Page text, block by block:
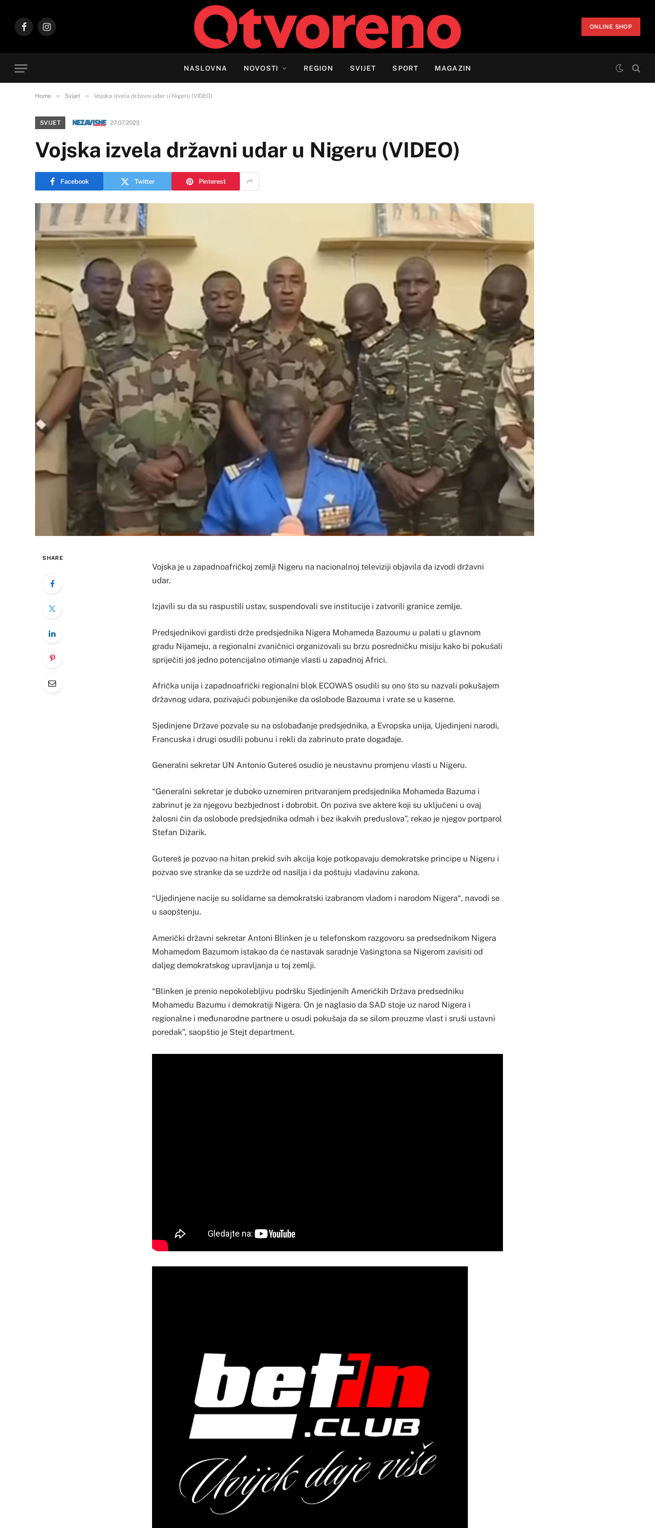
FacebookInstagram
ONLINE SHOP
NASLOVNA NOVOSTI REGION SVIJET SPORT MAGAZIN
Home » Svijet » Vojska izvela državni udar u Nigeru (VIDEO)
SVIJET 27.07.2023
Vojska izvela državni udar u Nigeru (VIDEO)
Facebook Twitter Pinterest
SHARE
Vojska je u zapadnoafričkoj zemlji Nigeru na nacionalnoj televiziji objavila da izvodi državni
udar.
Izjavili su da su raspustili ustav, suspendovali sve institucije i zatvorili granice zemlje.
Predsjednikovi gardisti drže predsjednika Nigera Mohameda Bazoumu u palati u glavnom
gradu Nijameju, a regionalni zvaničnici organizovali su brzu posredničku misiju kako bi pokušali
spriječiti još jedno potencijalno otimanje vlasti u zapadnoj Africi.
Afrička unija i zapadnoafrički regionalni blok ECOWAS osudili su ono što su nazvali pokušajem
državnog udara, pozivajući pobunjenike da oslobode Bazouma i vrate se u kaserne.
Sjedinjene Države pozvale su na oslobađanje predsjednika, a Evropska unija, Ujedinjeni narodi,
Francuska i drugi osudili pobunu i rekli da zabrinuto prate događaje.
Generalni sekretar UN Antonio Gutereš osudio je neustavnu promjenu vlasti u Nigeru.
“Generalni sekretar je duboko uznemiren pritvaranjem predsjednika Mohameda Bazuma i
zabrinut je za njegovu bezbjednost i dobrobit. On poziva sve aktere koji su uključeni u ovaj
žalosni čin da oslobode predsjednika odmah i bez ikakvih preduslova”, rekao je njegov portparol
Stefan Dižarik.
Gutereš je pozvao na hitan prekid svih akcija koje potkopavaju demokratske principe u Nigeru i
pozvao sve stranke da se uzdrže od nasilja i da poštuju vladavinu zakona.
“Ujedinjene nacije su solidarne sa demokratski izabranom vladom i narodom Nigera“, navodi se
u saopštenju.
Američki državni sekretar Antoni Blinken je u telefonskom razgovoru sa predsednikom Nigera
Mohamedom Bazumom istakao da će nastavak saradnje Vašingtona sa Nigerom zavisiti od
daljeg demokratskog upravljanja u toj zemlji.
“Blinken je prenio nepokolebljivu podršku Sjedinjenih Američkih Država predsedniku
Mohamedu Bazumu i demokratiji Nigera. On je naglasio da SAD stoje uz narod Nigera i
regionalne i međunarodne partnere u osudi pokušaja da se silom preuzme vlast i sruši ustavni
poredak”, saopštio je Stejt department.